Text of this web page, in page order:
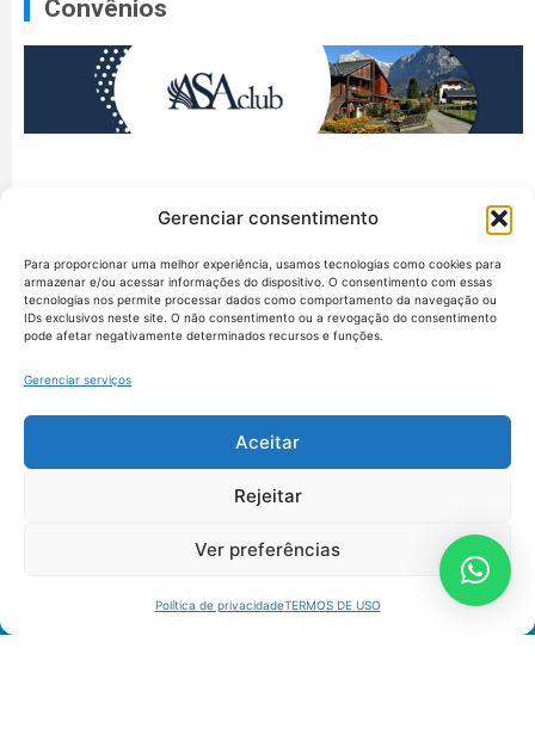
Gerenciar consentimento
Para proporcionar uma melhor experiência, usamos tecnologias como cookies para
armazenar e/ou acessar informações do dispositivo. O consentimento com essas
tecnologias nos permite processar dados como comportamento da navegação ou
IDs exclusivos neste site. O não consentimento ou a revogação do consentimento
pode afetar negativamente determinados recursos e funções.
Gerenciar serviços
Aceitar
Rejeitar
Ver preferências
Política de privacidadeTERMOS DE USO
Convênios
União dos Auditores Federais de Controle Externo -
AUDITAR
Setor de Administração Federal Sul (SAF/Sul), Qd. 04, Lt. 01
Edifício Anexo II
Tribunal de Contas da União (TCU), Subsolo, Sala S04
Telefone: (61)3527-7292